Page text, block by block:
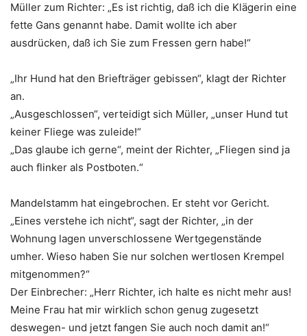
Müller zum Richter: „Es ist richtig, daß ich die Klägerin eine
fette Gans genannt habe. Damit wollte ich aber
ausdrücken, daß ich Sie zum Fressen gern habe!“
„Ihr Hund hat den Briefträger gebissen“, klagt der Richter
an.
„Ausgeschlossen“, verteidigt sich Müller, „unser Hund tut
keiner Fliege was zuleide!“
„Das glaube ich gerne“, meint der Richter, „Fliegen sind ja
auch flinker als Postboten.“
Mandelstamm hat eingebrochen. Er steht vor Gericht.
„Eines verstehe ich nicht“, sagt der Richter, „in der
Wohnung lagen unverschlossene Wertgegenstände
umher. Wieso haben Sie nur solchen wertlosen Krempel
mitgenommen?“
Der Einbrecher: „Herr Richter, ich halte es nicht mehr aus!
Meine Frau hat mir wirklich schon genug zugesetzt
deswegen- und jetzt fangen Sie auch noch damit an!“